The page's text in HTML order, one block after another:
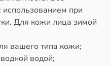
при
Для кожи лица зимой
вашего типа кожи;
водой;